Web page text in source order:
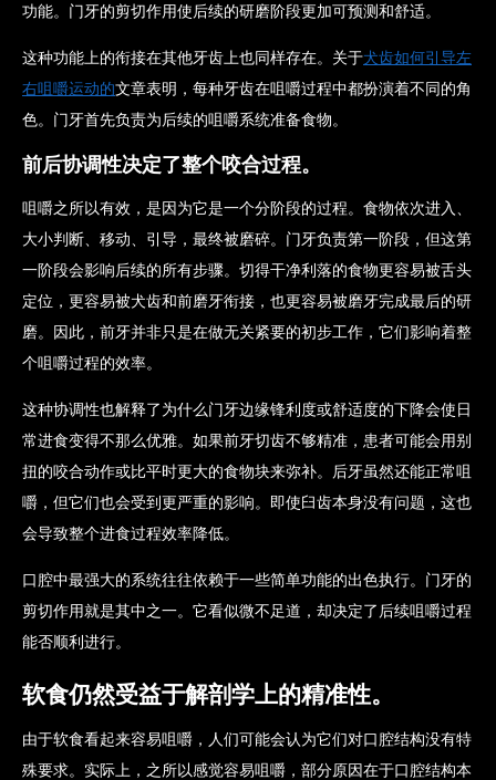
功能。门牙的剪切作用使后续的研磨阶段更加可预测和舒适。
这种功能上的衔接在其他牙齿上也同样存在。关于犬齿如何引导左
右咀嚼运动的文章表明，每种牙齿在咀嚼过程中都扮演着不同的角
色。门牙首先负责为后续的咀嚼系统准备食物。
前后协调性决定了整个咬合过程。
咀嚼之所以有效，是因为它是一个分阶段的过程。食物依次进入、
大小判断、移动、引导，最终被磨碎。门牙负责第一阶段，但这第
一阶段会影响后续的所有步骤。切得干净利落的食物更容易被舌头
定位，更容易被犬齿和前磨牙衔接，也更容易被磨牙完成最后的研
磨。因此，前牙并非只是在做无关紧要的初步工作，它们影响着整
个咀嚼过程的效率。
这种协调性也解释了为什么门牙边缘锋利度或舒适度的下降会使日
常进食变得不那么优雅。如果前牙切齿不够精准，患者可能会用别
扭的咬合动作或比平时更大的食物块来弥补。后牙虽然还能正常咀
嚼，但它们也会受到更严重的影响。即使臼齿本身没有问题，这也
会导致整个进食过程效率降低。
口腔中最强大的系统往往依赖于一些简单功能的出色执行。门牙的
剪切作用就是其中之一。它看似微不足道，却决定了后续咀嚼过程
能否顺利进行。
软食仍然受益于解剖学上的精准性。
由于软食看起来容易咀嚼，人们可能会认为它们对口腔结构没有特
殊要求。实际上，之所以感觉容易咀嚼，部分原因在于口腔结构本